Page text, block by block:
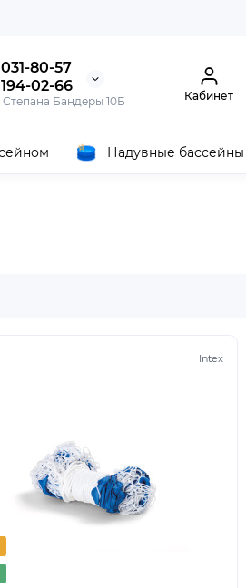
80-57
02-66
Степана Бандеры 10Б Кабинет
Надувные бассейны
Intex